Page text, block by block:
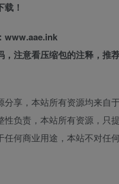
！
www.aae.ink
，注意看压缩包的注释，推
分享，本站所有资源均来自
性负责，本站所有资源，只
任何商业用途，本站不对任